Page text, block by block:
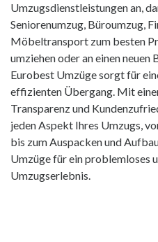
Umzugsdienstleistungen an,
Seniorenumzug, Büroumzug,
Möbeltransport zum besten
umziehen oder an einen
Eurobest Umzüge sorgt für
effizienten Übergang. Mit
Transparenz und
jeden Aspekt Ihres Umzugs,
bis zum Auspacken und
Umzüge für ein problemloses
Umzugserlebnis.